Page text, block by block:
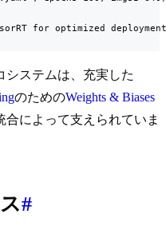
for optimized deployment
システムは、充実した
のためのWeights & Biases
によって支えられていま
#